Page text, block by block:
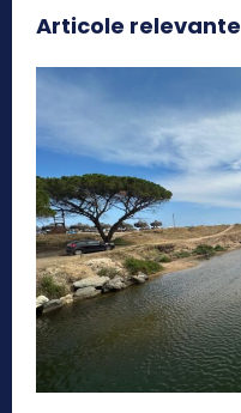
Articole relevante